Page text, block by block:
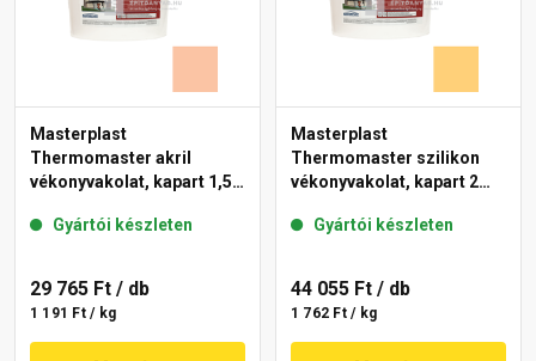
Masterplast
Thermomaster akril
vékonyvakolat, kapart 1,5
Gyártói készleten
29 765 Ft / db
1 191 Ft / kg
Masterplast
Thermomaster szilikon
vékonyvakolat, kapart 2
Gyártói készleten
44 055 Ft / db
1 762 Ft / kg